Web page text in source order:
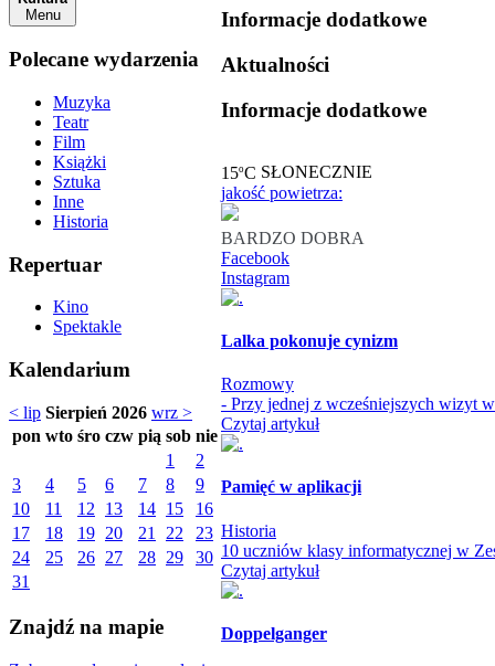
Menu
Polecane wydarzenia
Muzyka
Teatr
Film
Książki
Sztuka
Inne
Historia
Repertuar
Kino
Spektakle
Kalendarium
< lip Sierpień 2026 wrz >
pon wto śro czw pią sob nie
1
2
3
4 5 6 7 8
9
10
11 12 13 14 15
16
17
18 19 20 21 22
23
24
25 26 27 28 29
30
31
Znajdź na mapie
Informacje dodatkowe
Aktualności
Informacje dodatkowe
15oC SŁONECZNIE
jakość powietrza:
BARDZO DOBRA
Facebook
Instagram
Lalka pokonuje cynizm
Rozmowy
- Przy jednej z wcześniejszych wizyt
Czytaj artykuł
Pamięć w aplikacji
Historia
10 uczniów klasy informatycznej w
Czytaj artykuł
Doppelganger